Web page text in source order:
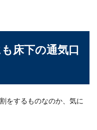
要な書類を提出すると、入居
塗装は自分でもでき
対策とは
装は気がつくと剥げてきてい
床下の通気口
をするものなのか、気に